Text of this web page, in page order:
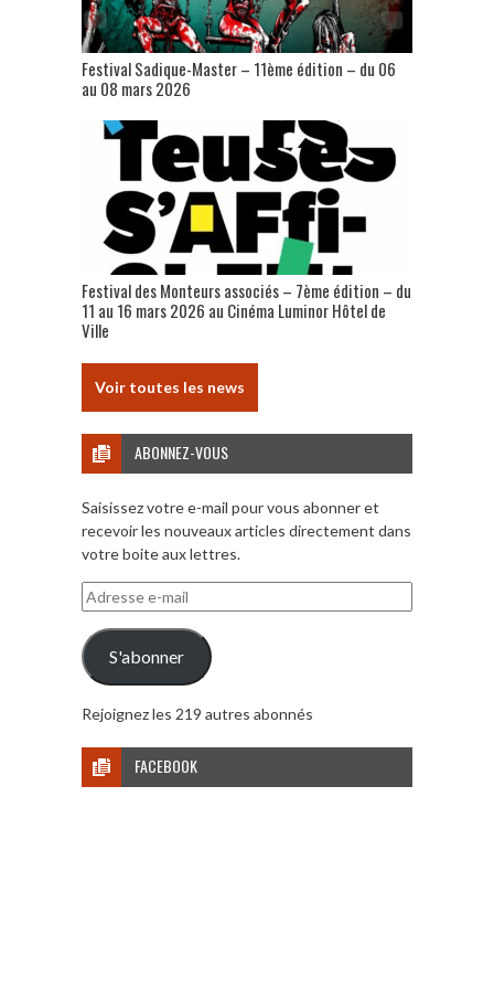
Festival Sadique-Master – 11ème édition – du 06
au 08 mars 2026
Festival des Monteurs associés – 7ème édition – du
11 au 16 mars 2026 au Cinéma Luminor Hôtel de
Ville
Voir toutes les news
ABONNEZ-VOUS
Saisissez votre e-mail pour vous abonner et
recevoir les nouveaux articles directement dans
votre boite aux lettres.
Adresse
e-
mail
S'abonner
Rejoignez les 219 autres abonnés
FACEBOOK